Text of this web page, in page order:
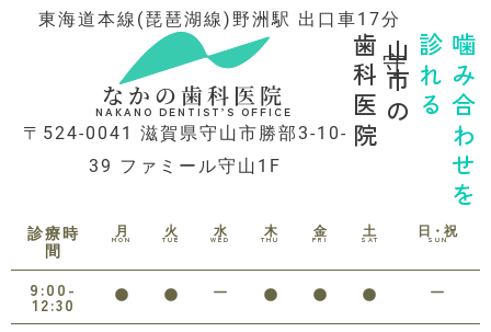
東海道本線(琵琶湖線)野洲駅 出口車17分
なかの歯科医院
NAKANO DENTIST’S OFFICE
〒524-0041 滋賀県守山市勝部3-10-
39 ファミール守山1F
噛み合わせを
診れる
守山市の
歯科医院
診療時
間
月
MON
火
TUE
水
WED
木
THU
金
FRI
土
SAT
日・祝
SUN
9:00-
12:30